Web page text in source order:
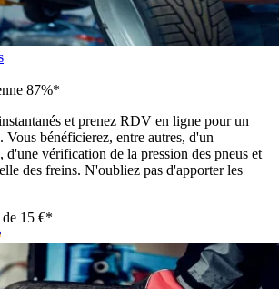
87%*
et prenez RDV en ligne pour un
Vous bénéficierez, entre autres, d'un
d'une vérification de la pression des pneus et
des freins. N'oubliez pas d'apporter les
15 €*